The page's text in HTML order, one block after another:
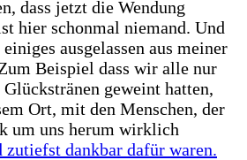
dass jetzt die Wendung
hier schonmal niemand. Und
ausgelassen aus meiner
Beispiel dass wir alle nur
geweint hatten,
Ort, mit den Menschen, der
um uns herum wirklich
zutiefst dankbar dafür waren.